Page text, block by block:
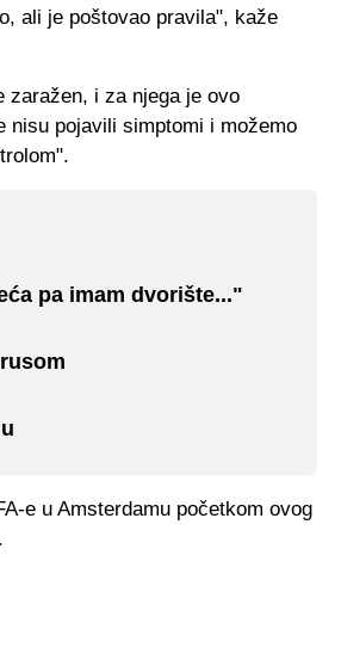
ali je poštovao pravila", kaže
zaražen, i za njega je ovo
nisu pojavili simptomi i možemo
pa imam dvorište..."
e u Amsterdamu početkom ovog